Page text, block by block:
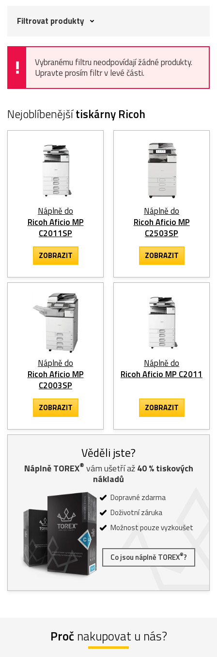
Filtrovat produkty
Vybranému filtru neodpovídají žádné produkty.
Upravte prosím filtr v levé části.
Nejoblíbenějšítiskárny Ricoh
Náplně do
Ricoh Aficio MP
C2011SP
ZOBRAZIT
Náplně do
Ricoh Aficio MP
C2503SP
ZOBRAZIT
Náplně do
Ricoh Aficio MP
C2003SP
ZOBRAZIT
Náplně do
Ricoh Aficio MP C2011
ZOBRAZIT
Věděli jste?
Náplně TOREX® vám ušetří až40% tiskových
nákladů
Dopravné zdarma
Doživotní záruka
Možnost pouze vyzkoušet
Co jsou náplně TOREX®?
Proč nakupovat u nás?